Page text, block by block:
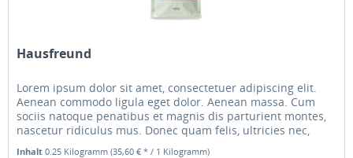
Hausfreund
Lorem ipsum dolor sit amet, consectetuer adipiscing elit.
Aenean commodo ligula eget dolor. Aenean massa. Cum
sociis natoque penatibus et magnis dis parturient montes,
nascetur ridiculus mus. Donec quam felis, ultricies nec,
pellentesque...
Inhalt0.25 Kilogramm(35,60 € * / 1 Kilogramm)